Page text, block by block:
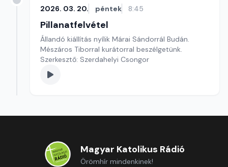
2026. 03. 20. péntek 8:45
Pillanatfelvétel
Állandó kiállítás nyílik Márai Sándorrál Budán.
Mészáros Tiborral kurátorral beszélgetünk.
Szerkesztő: Szerdahelyi Csongor
Magyar Katolikus Rádió
Örömhír mindenkinek!